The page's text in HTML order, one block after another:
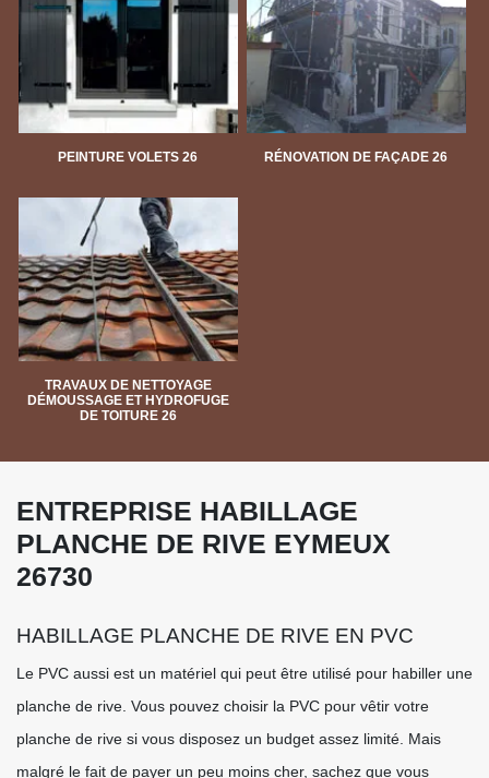
PEINTURE VOLETS 26 RÉNOVATION DE FAÇADE 26
TRAVAUX DE NETTOYAGE
DÉMOUSSAGE ET HYDROFUGE
DE TOITURE 26
ENTREPRISE HABILLAGE
PLANCHE DE RIVE EYMEUX
26730
HABILLAGE PLANCHE DE RIVE EN PVC
Le PVC aussi est un matériel qui peut être utilisé pour habiller une
planche de rive. Vous pouvez choisir la PVC pour vêtir votre
planche de rive si vous disposez un budget assez limité. Mais
malgré le fait de payer un peu moins cher, sachez que vous